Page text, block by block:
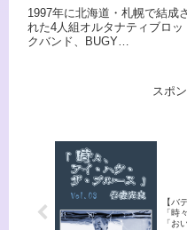
ス」開催決定
1997年に北海道・札幌で結成さ
れた4人組オルタナティブロッ
クバンド、BUGY
東京・新宿 Red Clothでワンマ
ンライブ「ホップ ステップ ス
スポ
【バ
「時
「お